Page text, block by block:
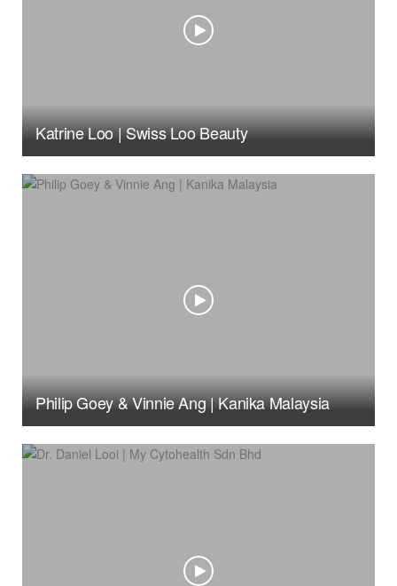
Katrine Loo | Swiss Loo Beauty
Philip Goey & Vinnie Ang | Kanika Malaysia